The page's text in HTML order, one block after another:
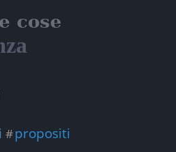
cose
#propositi